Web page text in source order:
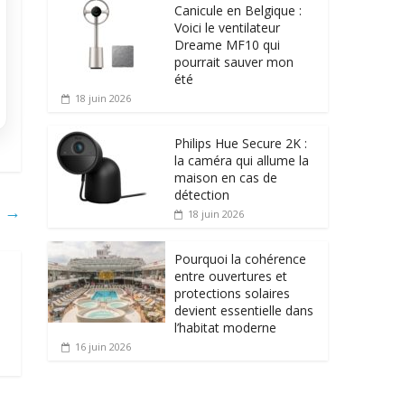
→
Canicule en Belgique :
Voici le ventilateur
Dreame MF10 qui
pourrait sauver mon
été
18 juin 2026
Philips Hue Secure 2K :
la caméra qui allume la
maison en cas de
détection
18 juin 2026
Pourquoi la cohérence
entre ouvertures et
protections solaires
devient essentielle dans
l’habitat moderne
16 juin 2026